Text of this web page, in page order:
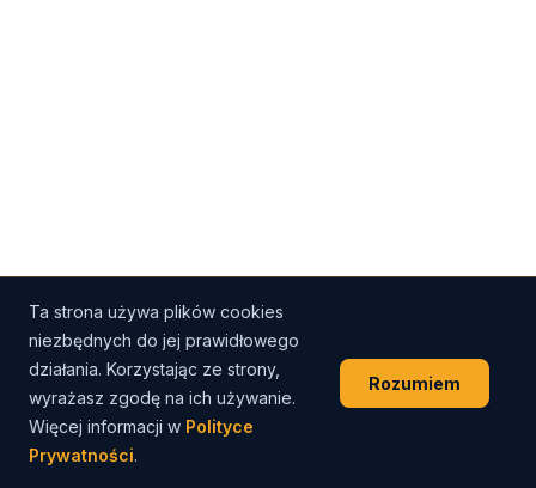
Ta strona używa plików cookies
niezbędnych do jej prawidłowego
działania. Korzystając ze strony,
wyrażasz zgodę na ich używanie.
Więcej informacji w Polityce
Prywatności.
Rozumiem